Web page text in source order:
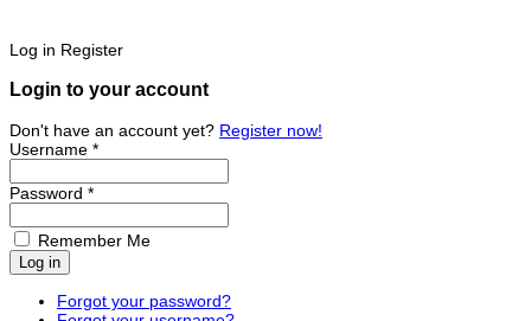
Log in Register
Login to your account
Don't have an account yet? Register now!
Username *
Password *
Remember Me
Forgot your password?